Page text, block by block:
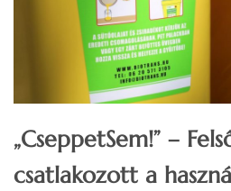
„CseppetSem!” –
csatlakozott a